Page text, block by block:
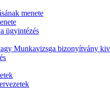
menete
ügyintézés
Munkavizsga bizonyítvány